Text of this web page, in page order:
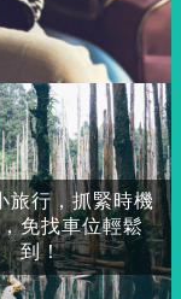
旅行，抓緊時機
免找車位輕鬆
到！